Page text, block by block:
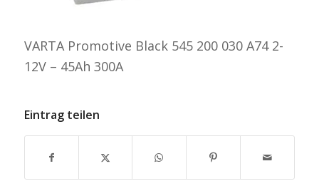
VARTA Promotive Black 545 200 030 A74 2-
12V – 45Ah 300A
Eintrag teilen